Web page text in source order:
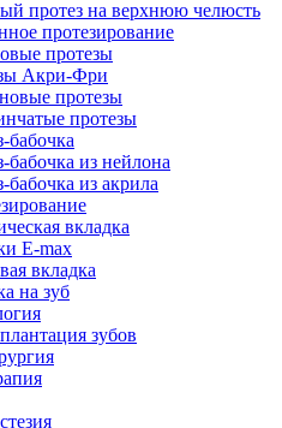
протез на верхнюю челюсть
протезирование
протезы
Акри-Фри
протезы
протезы
бабочка
бабочка из нейлона
бабочка из акрила
вкладка
E-max
вкладка
на зуб
зубов